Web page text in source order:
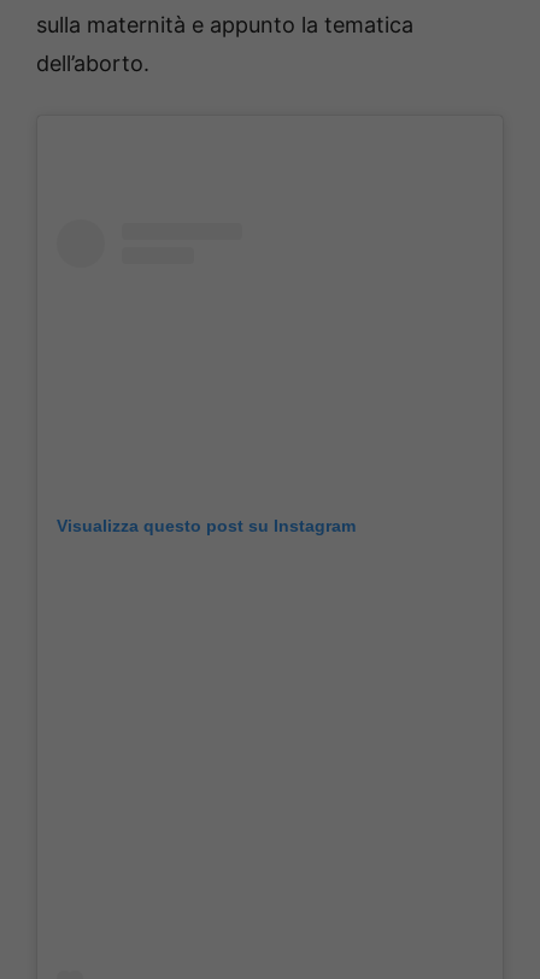
sulla maternità e appunto la tematica
dell’aborto.
Visualizza questo post su Instagram